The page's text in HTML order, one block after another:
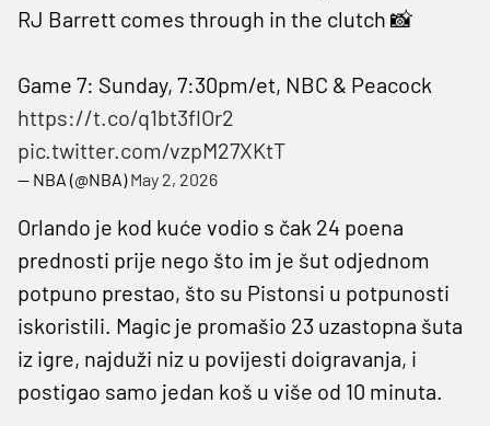
RJ Barrett comes through in the clutch 📸
Game 7: Sunday, 7:30pm/et, NBC & Peacock
https://t.co/q1bt3flOr2
pic.twitter.com/vzpM27XKtT
— NBA (@NBA)May 2, 2026
Orlando je kod kuće vodio s čak 24 poena
prednosti prije nego što im je šut odjednom
potpuno prestao, što su Pistonsi u potpunosti
iskoristili. Magic je promašio 23 uzastopna šuta
iz igre, najduži niz u povijesti doigravanja, i
postigao samo jedan koš u više od 10 minuta.